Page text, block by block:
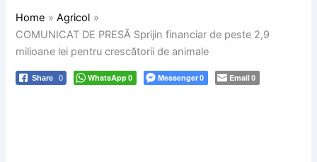
Home
Agricol
COMUNICAT DE PRESĂ Sprijin financiar de peste 2,9
milioane lei pentru crescătorii de animale
Share 0 WhatsApp 0 Messenger 0 Email 0